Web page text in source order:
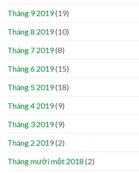
Tháng 9 2019(19)
Tháng 8 2019(10)
Tháng 7 2019(8)
Tháng 6 2019(15)
Tháng 5 2019(18)
Tháng 4 2019(9)
Tháng 3 2019(9)
Tháng 2 2019(2)
Tháng mười một 2018 (2)